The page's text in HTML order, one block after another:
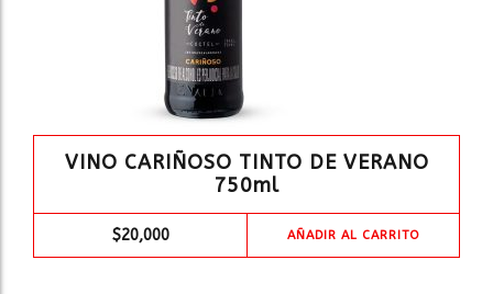
VINO CARIÑOSO TINTO DE VERANO
750ml
$20,000 AÑADIR AL CARRITO